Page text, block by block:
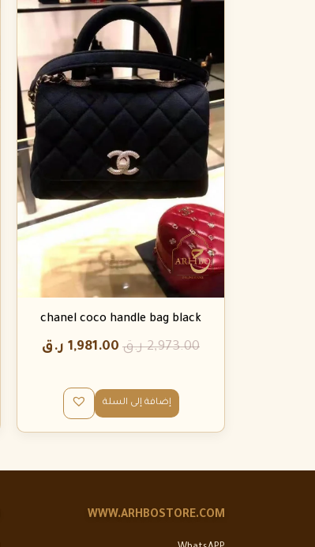
chanel coco handle bag black
2,973.00 ر.ق 1,981.00 ر.ق
إضافة إلى السلة
WWW.ARHBOSTORE.COM